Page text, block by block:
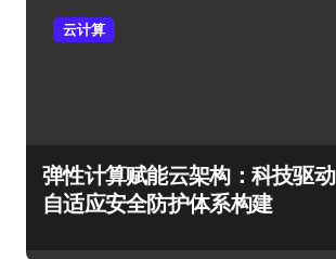
云计算
弹性计算赋能云架构：科技驱动
自适应安全防护体系构建